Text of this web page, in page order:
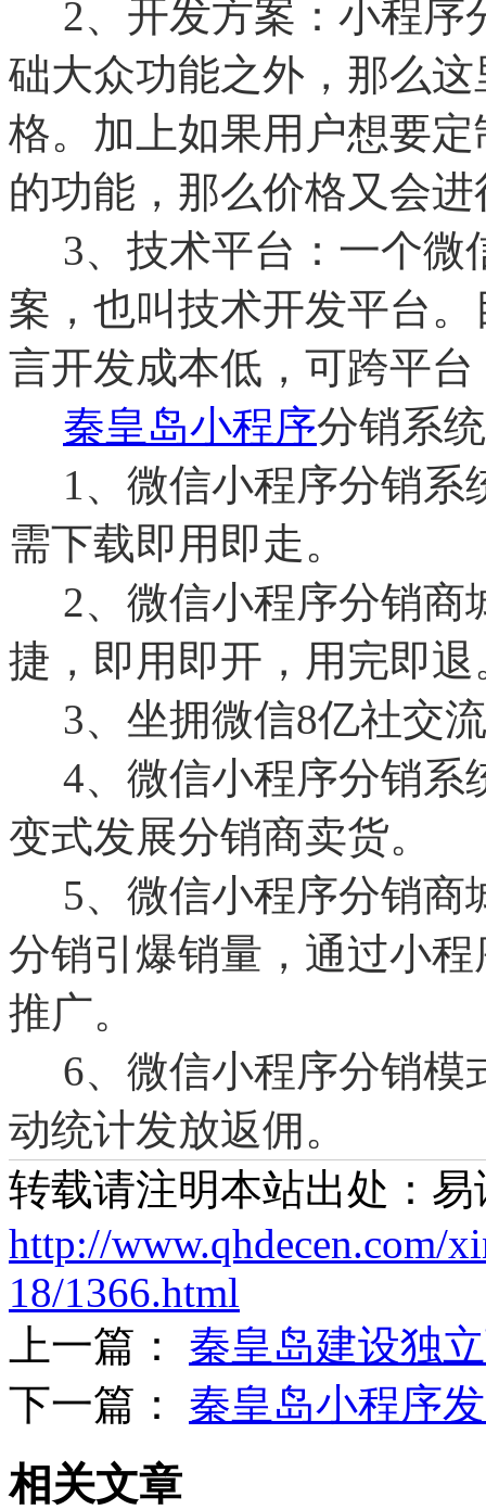
2、开发方案：小程序
础大众功能之外，那么
格。加上如果用户想要
的功能，那么价格又会
3、技术平台：一个微
案，也叫技术开发平台
言开发成本低，可跨平
秦皇岛小程序分销系
1、微信小程序分销系
需下载即用即走。
2、微信小程序分销商
捷，即用即开，用完即退
3、坐拥微信8亿社交
4、微信小程序分销系
变式发展分销商卖货。
5、微信小程序分销商
分销引爆销量，通过小
推广。
6、微信小程序分销模
动统计发放返佣。
转载请注明本站出处：易
http://www.qhdecen.com/
18/1366.html
上一篇： 秦皇岛建设独
下一篇： 秦皇岛小程序
相关文章